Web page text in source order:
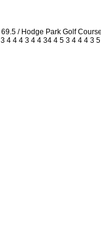
/ Hodge Park Golf
4 4 4 3 4 4 34 4 5 3 4 4 4 3